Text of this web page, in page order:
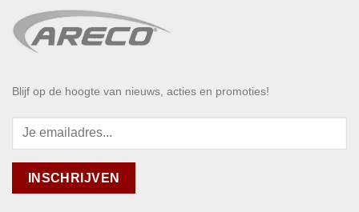
Blijf op de hoogte van nieuws, acties en promoties!